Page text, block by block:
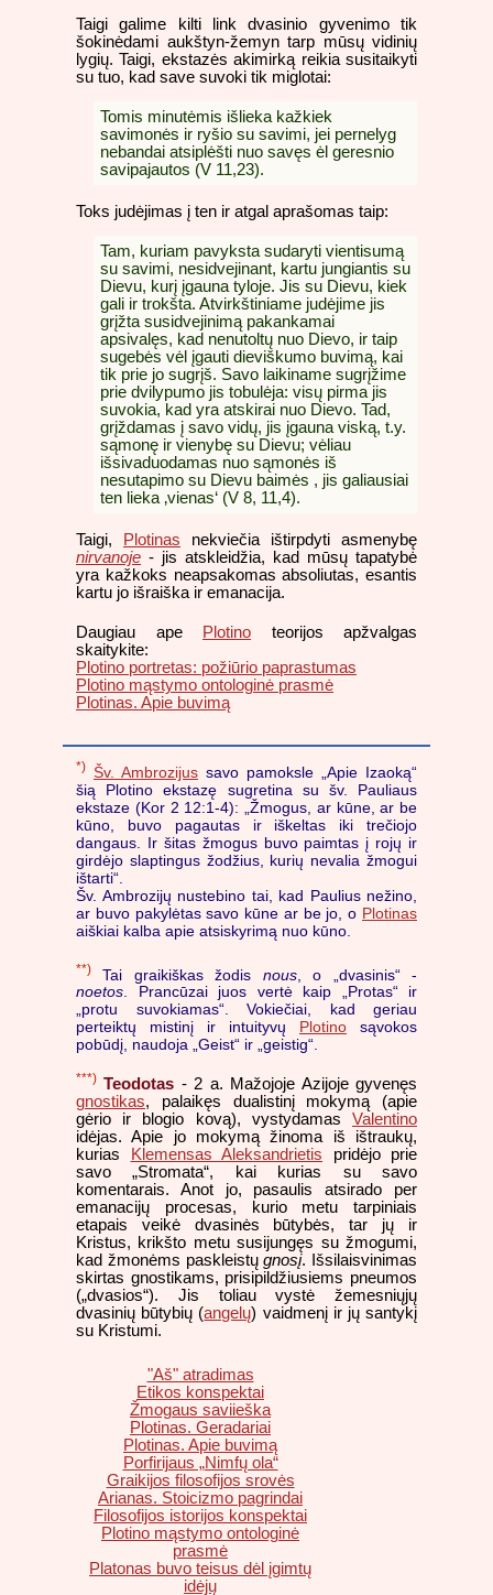
Taigi galime kilti link dvasinio gyvenimo tik
šokinėdami aukštyn-žemyn tarp mūsų vidinių
lygių. Taigi, ekstazės akimirką reikia susitaikyti
su tuo, kad save suvoki tik miglotai:
Tomis minutėmis išlieka kažkiek
savimonės ir ryšio su savimi, jei pernelyg
nebandai atsiplėšti nuo savęs ėl geresnio
savipajautos (V 11,23).
Toks judėjimas į ten ir atgal aprašomas taip:
Tam, kuriam pavyksta sudaryti vientisumą
su savimi, nesidvejinant, kartu jungiantis su
Dievu, kurį įgauna tyloje. Jis su Dievu, kiek
gali ir trokšta. Atvirkštiniame judėjime jis
grįžta susidvejinimą pakankamai
apsivalęs, kad nenutoltų nuo Dievo, ir taip
sugebės vėl įgauti dieviškumo buvimą, kai
tik prie jo sugrįš. Savo laikiname sugrįžime
prie dvilypumo jis tobulėja: visų pirma jis
suvokia, kad yra atskirai nuo Dievo. Tad,
grįždamas į savo vidų, jis įgauna viską, t.y.
sąmonę ir vienybę su Dievu; vėliau
išsivaduodamas nuo sąmonės iš
nesutapimo su Dievu baimės , jis galiausiai
ten lieka ‚vienas‘ (V 8, 11,4).
Taigi, Plotinas nekviečia ištirpdyti asmenybę
nirvanoje - jis atskleidžia, kad mūsų tapatybė
yra kažkoks neapsakomas absoliutas, esantis
kartu jo išraiška ir emanacija.
Daugiau ape Plotino teorijos apžvalgas
skaitykite:
Plotino portretas: požiūrio paprastumas
Plotino mąstymo ontologinė prasmė
Plotinas. Apie buvimą
*) Šv. Ambrozijus savo pamoksle „Apie Izaoką“
šią Plotino ekstazę sugretina su šv. Pauliaus
ekstaze (Kor 2 12:1-4): „Žmogus, ar kūne, ar be
kūno, buvo pagautas ir iškeltas iki trečiojo
dangaus. Ir šitas žmogus buvo paimtas į rojų ir
girdėjo slaptingus žodžius, kurių nevalia žmogui
ištarti“.
Šv. Ambrozijų nustebino tai, kad Paulius nežino,
ar buvo pakylėtas savo kūne ar be jo, o Plotinas
aiškiai kalba apie atsiskyrimą nuo kūno.
**) Tai graikiškas žodis nous, o „dvasinis“ -
noetos. Prancūzai juos vertė kaip „Protas“ ir
„protu suvokiamas“. Vokiečiai, kad geriau
perteiktų mistinį ir intuityvų Plotino sąvokos
pobūdį, naudoja „Geist“ ir „geistig“.
***) Teodotas - 2 a. Mažojoje Azijoje gyvenęs
gnostikas, palaikęs dualistinį mokymą (apie
gėrio ir blogio kovą), vystydamas Valentino
idėjas. Apie jo mokymą žinoma iš ištraukų,
kurias Klemensas Aleksandrietis pridėjo prie
savo „Stromata“, kai kurias su savo
komentarais. Anot jo, pasaulis atsirado per
emanacijų procesas, kurio metu tarpiniais
etapais veikė dvasinės būtybės, tar jų ir
Kristus, krikšto metu susijungęs su žmogumi,
kad žmonėms paskleistųgnosį. Išsilaisvinimas
skirtas gnostikams, prisipildžiusiems pneumos
(„dvasios“). Jis toliau vystė žemesniųjų
dvasinių būtybių (angelų) vaidmenį ir jų santykį
su Kristumi.
"Aš" atradimas
Etikos konspektai
Žmogaus saviieška
Plotinas. Geradariai
Plotinas. Apie buvimą
Porfirijaus „Nimfų ola“
Graikijos filosofijos srovės
Arianas. Stoicizmo pagrindai
Filosofijos istorijos konspektai
Plotino mąstymo ontologinė
prasmė
Platonas buvo teisus dėl įgimtų
idėjų